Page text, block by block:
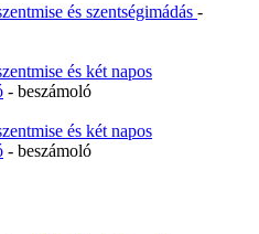
és szentségimádás -
és két napos
- beszámoló
és két napos
- beszámoló